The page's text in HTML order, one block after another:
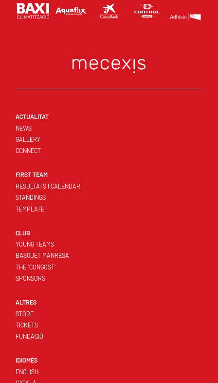
ACTUALITAT
NEWS
GALLERY
CONNECT
FIRST TEAM
RESULTATS I CALENDARI
STANDINGS
TEMPLATE
CLUB
YOUNG TEAMS
BASQUET MANRESA
THE 'CONGOST'
SPONSORS
ALTRES
STORE
TICKETS
FUNDACIÓ
IDIOMES
ENGLISH